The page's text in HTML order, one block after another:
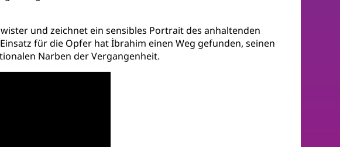
und zeichnet ein sensibles Portrait des anhaltenden
für die Opfer hat İbrahim einen Weg gefunden, seinen
Narben der Vergangenheit.